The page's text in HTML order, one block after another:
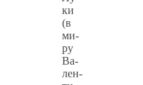
ки
(в
ми­
ру
Ва­
лен­